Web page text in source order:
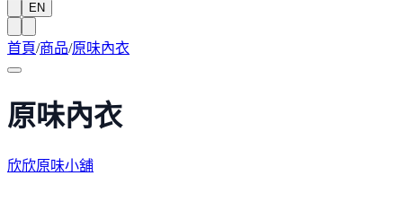
EN
首頁/商品/原味內衣
原味內衣
欣欣原味小舖